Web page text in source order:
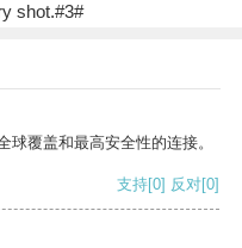
shot.#3#
覆盖和最高安全性的连接。
支持[0] 反对[0]